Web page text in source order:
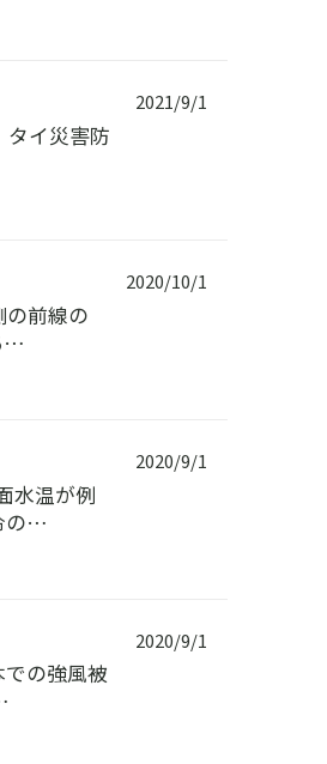
タイ災害防
2021/9/1
の前線の
…
2020/10/1
水温が例
の…
2020/9/1
の強風被
2020/9/1